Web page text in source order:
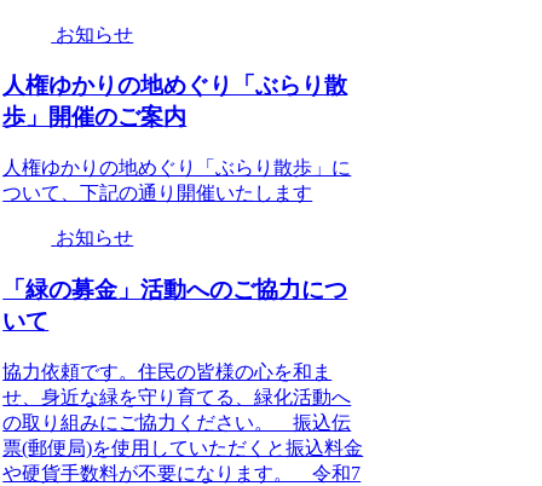
お知らせ
人権ゆかりの地めぐり「ぶらり散
歩」開催のご案内
人権ゆかりの地めぐり「ぶらり散歩」に
ついて、下記の通り開催いたします
お知らせ
「緑の募金」活動へのご協力につ
いて
協力依頼です。住民の皆様の心を和ま
せ、身近な緑を守り育てる、緑化活動へ
の取り組みにご協力ください。 振込伝
票(郵便局)を使用していただくと振込料金
や硬貨手数料が不要になります。 令和7